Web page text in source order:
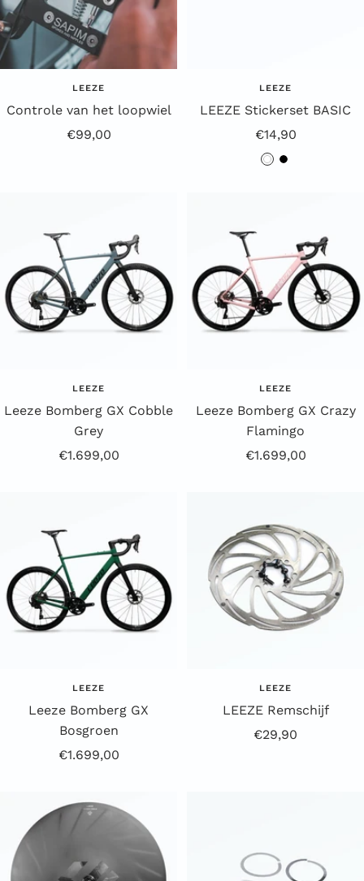
LEEZE
Controle van het loopwiel
Aanbiedingsprijs
€99,00
LEEZE
LEEZE Stickerset BASIC
Aanbiedingsprijs
€14,90
w z
t
LEEZE
Leeze Bomberg GX Cobble
Grey
Aanbiedingsprijs
€1.699,00
LEEZE
Leeze Bomberg GX Crazy
Flamingo
Aanbiedingsprijs
€1.699,00
LEEZE
Leeze Bomberg GX
Bosgroen
Aanbiedingsprijs
€1.699,00
LEEZE
LEEZE Remschijf
Aanbiedingsprijs
€29,90